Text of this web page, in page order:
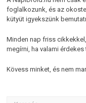
foglalkozunk, és az
kütyüt igyekszünk
Minden nap friss
megírni, ha valami
Kövess minket, és nem